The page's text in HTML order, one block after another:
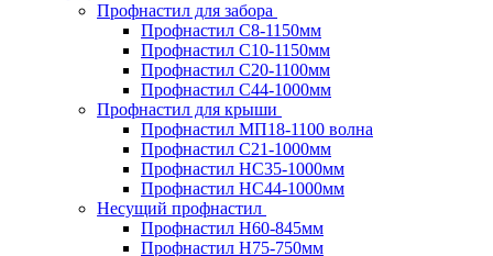
Профнастил для забора
Профнастил С8-1150мм
Профнастил С10-1150мм
Профнастил С20-1100мм
Профнастил С44-1000мм
Профнастил для крыши
Профнастил МП18-1100 волна
Профнастил С21-1000мм
Профнастил HC35-1000мм
Профнастил НС44-1000мм
Несущий профнастил
Профнастил Н60-845мм
Профнастил H75-750мм